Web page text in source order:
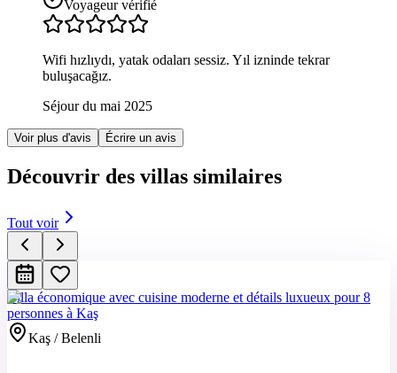
Voyageur vérifié
Wifi hızlıydı, yatak odaları sessiz. Yıl izninde tekrar
buluşacağız.
Séjour du mai 2025
Voir plus d'avis Écrire un avis
Découvrir des villas similaires
Tout voir
Villa économique avec cuisine moderne et détails luxueux pour 8
personnes à Kaş
Kaş / Belenli